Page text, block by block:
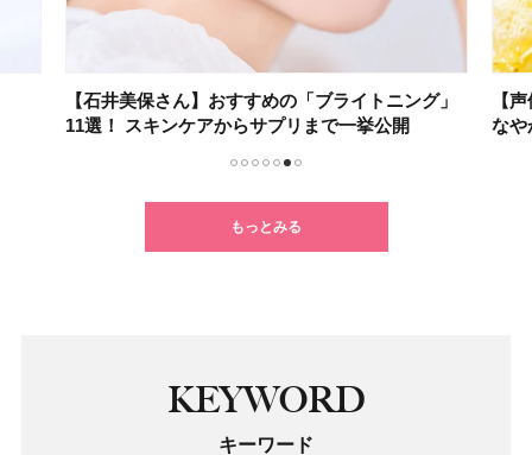
【石井美保さん】おすすめの「ブライトニング」
11選！ スキンケアからサプリまで一挙公開
【
なや
もっとみる
KEYWORD
キーワード